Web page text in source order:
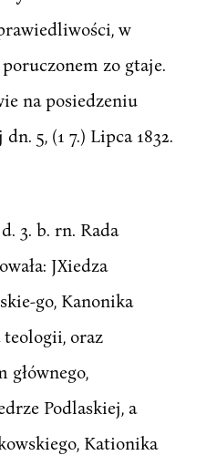
w
zo gtaje.
na posiedzeniu
5, (1 7.) Lipca 1832.
3. b. rn. Rada
JXiedza
go, Kanonika
oraz
głównego,
Podlaskiej, a
Kationika